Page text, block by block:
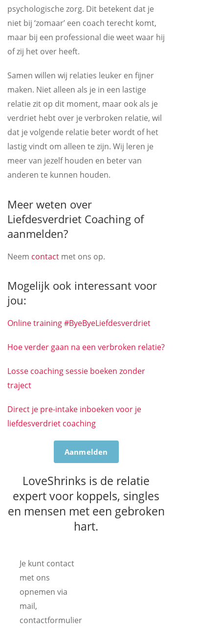
psychologische zorg. Dit betekent dat je
niet bij ‘zomaar’ een coach terecht komt,
maar bij een professional die weet waar hij
of zij het over heeft.
Samen willen wij relaties leuker en fijner
maken. Niet alleen als je in een lastige
relatie zit op dit moment, maar ook als je
verdriet hebt over je verbroken relatie, wil
dat je volgende relatie beter wordt of het
lastig vindt om alleen te zijn. Wij leren je
meer van jezelf houden en beter van
anderen te kunnen houden.
Meer weten over
Liefdesverdriet Coaching of
aanmelden?
Neem contact met ons op.
Mogelijk ook interessant voor
jou:
Online training #ByeByeLiefdesverdriet
Hoe verder gaan na een verbroken relatie?
Losse coaching sessie boeken zonder
traject
Direct je pre-intake inboeken voor je
liefdesverdriet coaching
Aanmelden
LoveShrinks is de relatie
expert voor koppels, singles
en mensen met een gebroken
hart.
Je kunt contact
met ons
opnemen via
mail,
contactformulier